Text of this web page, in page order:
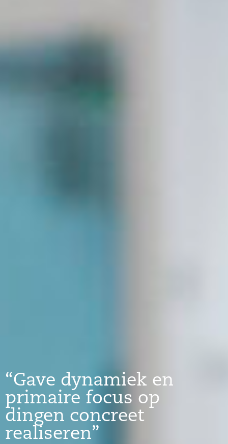
“Gave dynamiek en
primaire focus op
dingen concreet
realiseren”